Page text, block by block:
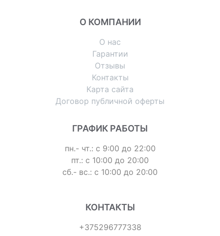
О КОМПАНИИ
О нас
Гарантии
Отзывы
Контакты
Карта сайта
Договор публичной оферты
ГРАФИК РАБОТЫ
пн.- чт.: с 9:00 до 22:00
пт.: с 10:00 до 20:00
сб.- вс.: с 10:00 до 20:00
КОНТАКТЫ
+375296777338